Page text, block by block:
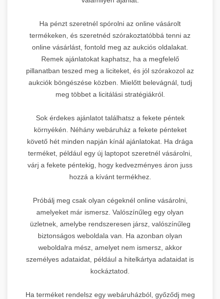
Ha pénzt szeretnél spórolni az online vásárolt
termékeken, és szeretnéd szórakoztatóbbá tenni az
online vásárlást, fontold meg az aukciós oldalakat.
Remek ajánlatokat kaphatsz, ha a megfelelő
pillanatban teszed meg a liciteket, és jól szórakozol az
aukciók böngészése közben. Mielőtt belevágnál, tudj
meg többet a licitálási stratégiákról.
Sok érdekes ajánlatot találhatsz a fekete péntek
környékén. Néhány webáruház a fekete pénteket
követő hét minden napján kínál ajánlatokat. Ha drága
terméket, például egy új laptopot szeretnél vásárolni,
várj a fekete péntekig, hogy kedvezményes áron juss
hozzá a kívánt termékhez.
Próbálj meg csak olyan cégeknél online vásárolni,
amelyeket már ismersz. Valószínűleg egy olyan
üzletnek, amelybe rendszeresen jársz, valószínűleg
biztonságos weboldala van. Ha azonban olyan
weboldalra mész, amelyet nem ismersz, akkor
személyes adataidat, például a hitelkártya adataidat is
kockáztatod.
Ha terméket rendelsz egy webáruházból, győződj meg